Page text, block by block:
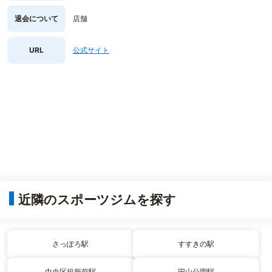
退会について 店舗
URL 公式サイト
近隣のスポーツジムを探す
さっぽろ駅 すすきの駅